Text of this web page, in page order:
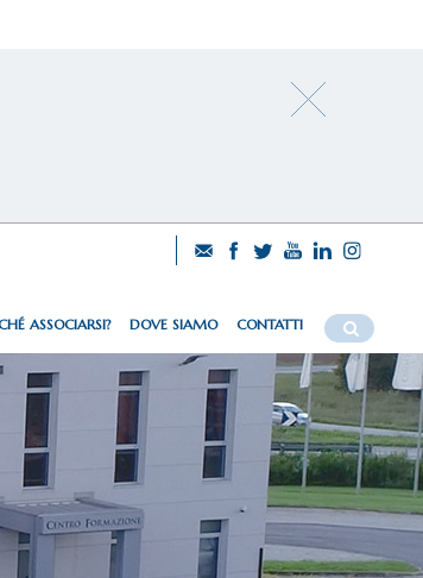
ASSOCIARSI? DOVE SIAMO CONTATTI